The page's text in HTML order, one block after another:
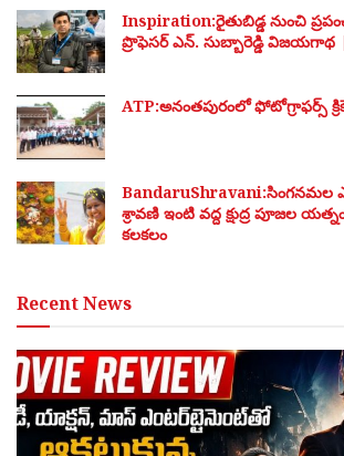
Inspiration:రైతుబిడ్డ నుంచి
ప్రొఫెసర్ ఎన్. సుబ్బారెడ్డి విజయగాథ |
ATP:అనంతపురంలో ఫోటోగ్రాఫర్స్
BandaruShravani:సింగనమల
శ్రావణి ఇంటి వద్ద క్షుద్ర పూజల
కలకలం
Recent News